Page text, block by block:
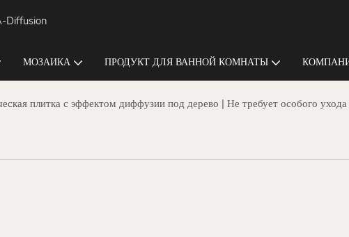
Diffusion
МОЗАИКА ПРОДУКТ ДЛЯ ВАННОЙ КОМНАТЫ
плитка с эффектом диффузии под дерево | Не требует особого